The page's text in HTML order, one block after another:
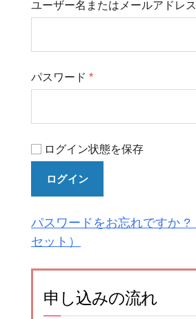
ユーザー名またはメールアドレス
パスワード *
ログイン状態を保存
ログイン
パスワードをお忘れですか ?
申し込みの流れ